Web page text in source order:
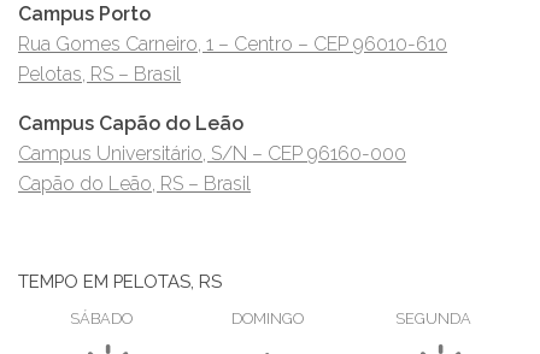
Campus Porto
Rua Gomes Carneiro, 1 – Centro – CEP 96010-610
Pelotas, RS – Brasil
Campus Capão do Leão
Campus Universitário, S/N – CEP 96160-000
Capão do Leão, RS – Brasil
TEMPO EM PELOTAS, RS
SÁBADO DOMINGO SEGUNDA